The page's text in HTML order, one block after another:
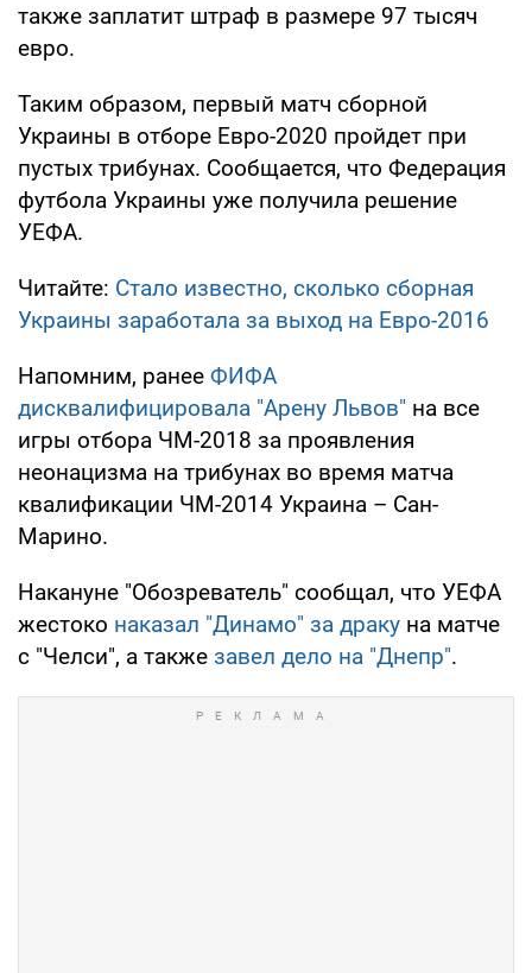
также заплатит штраф в размере 97 тысяч
евро.
Таким образом, первый матч сборной
Украины в отборе Евро-2020 пройдет при
пустых трибунах. Cообщается, что Федерация
футбола Украины уже получила решение
УЕФА.
Читайте: Стало известно, сколько сборная
Украины заработала за выход на Евро-2016
Напомним, ранее ФИФА
дисквалифицировала "Арену Львов" на все
игры отбора ЧМ-2018 за проявления
неонацизма на трибунах во время матча
квалификации ЧМ-2014 Украина – Сан-
Марино.
Накануне "Обозреватель" сообщал, что УЕФА
жестоко наказал "Динамо" за драку на матче
с "Челси", а также завел дело на "Днепр".